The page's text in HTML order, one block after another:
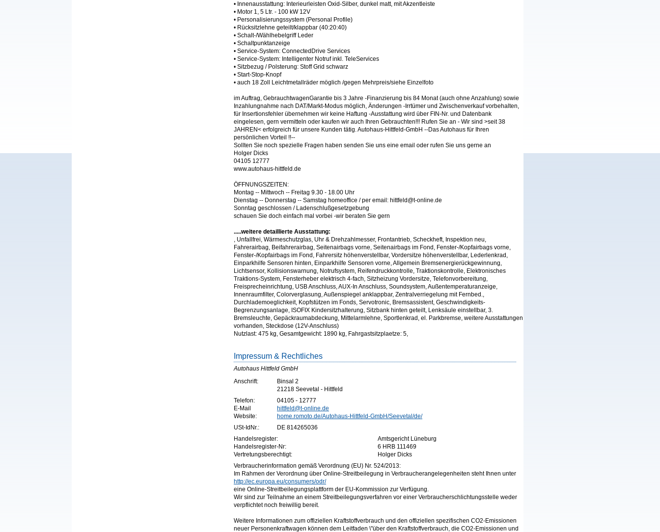
• Innenausstattung: Interieurleisten Oxid-Silber, dunkel matt, mit Akzentleiste
• Motor 1, 5 Ltr. - 100 kW 12V
• Personalisierungssystem (Personal Profile)
• Rücksitzlehne geteilt/klappbar (40:20:40)
• Schalt-/Wählhebelgriff Leder
• Schaltpunktanzeige
• Service-System: ConnectedDrive Services
• Service-System: Intelligenter Notruf inkl. TeleServices
• Sitzbezug / Polsterung: Stoff Grid schwarz
• Start-Stop-Knopf
• auch 18 Zoll Leichtmetallräder möglich /gegen Mehrpreis/siehe Einzelfoto
im Auftrag, GebrauchtwagenGarantie bis 3 Jahre -Finanzierung bis 84 Monat (auch ohne Anzahlung) sowie
Inzahlungnahme nach DAT/Markt-Modus möglich, Änderungen -Irrtümer und Zwischenverkauf vorbehalten,
für Insertionsfehler übernehmen wir keine Haftung -Ausstattung wird über FIN-Nr. und Datenbank
eingelesen, gern vermitteln oder kaufen wir auch Ihren Gebrauchten!!! Rufen Sie an - Wir sind >seit 38
JAHREN< erfolgreich für unsere Kunden tätig. Autohaus-Hittfeld-GmbH --Das Autohaus für Ihren
persönlichen Vorteil !!--
Sollten Sie noch spezielle Fragen haben senden Sie uns eine email oder rufen Sie uns gerne an
Holger Dicks
04105 12777
www.autohaus-hittfeld.de
ÖFFNUNGSZEITEN:
Montag -- Mittwoch -- Freitag 9.30 - 18.00 Uhr
Dienstag -- Donnerstag -- Samstag homeoffice / per email: hittfeld@t-online.de
Sonntag geschlossen / Ladenschlußgesetzgebung
schauen Sie doch einfach mal vorbei -wir beraten Sie gern
.....weitere detaillierte Ausstattung:
, Unfallfrei, Wärmeschutzglas, Uhr & Drehzahlmesser, Frontantrieb, Scheckheft, Inspektion neu,
Fahrerairbag, Beifahrerairbag, Seitenairbags vorne, Seitenairbags im Fond, Fenster-/Kopfairbags vorne,
Fenster-/Kopfairbags im Fond, Fahrersitz höhenverstellbar, Vordersitze höhenverstellbar, Lederlenkrad,
Einparkhilfe Sensoren hinten, Einparkhilfe Sensoren vorne, Allgemein Bremsenergierückgewinnung,
Lichtsensor, Kollisionswarnung, Notrufsystem, Reifendruckkontrolle, Traktionskontrolle, Elektronisches
Traktions-System, Fensterheber elektrisch 4-fach, Sitzheizung Vordersitze, Telefonvorbereitung,
Freisprecheinrichtung, USB Anschluss, AUX-In Anschluss, Soundsystem, Außentemperaturanzeige,
Innenraumfilter, Colorverglasung, Außenspiegel anklappbar, Zentralverriegelung mit Fernbed.,
Durchlademoeglichkeit, Kopfstützen im Fonds, Servotronic, Bremsassistent, Geschwindigkeits-
Begrenzungsanlage, ISOFIX Kindersitzhalterung, Sitzbank hinten geteilt, Lenksäule einstellbar, 3.
Bremsleuchte, Gepäckraumabdeckung, Mittelarmlehne, Sportlenkrad, el. Parkbremse, weitere Ausstattungen
vorhanden, Steckdose (12V-Anschluss)
Nutzlast: 475 kg, Gesamtgewicht: 1890 kg, Fahrgastsitzplaetze: 5,
Impressum & Rechtliches
Autohaus Hittfeld GmbH
Anschrift:
Binsal 2
21218 Seevetal - Hittfeld
Telefon:
04105 - 12777
E-Mail
hittfeld@t-online.de
Website:
home.romoto.de/Autohaus-Hittfeld-GmbH/Seevetal/de/
USt-IdNr.:
DE 814265036
Handelsregister:
Amtsgericht Lüneburg
Handelsregister-Nr:
6 HRB 111469
Vertretungsberechtigt:
Holger Dicks
Verbraucherinformation gemäß Verordnung (EU) Nr. 524/2013:
Im Rahmen der Verordnung über Online-Streitbeilegung in Verbraucherangelegenheiten steht Ihnen unter
http://ec.europa.eu/consumers/odr/
eine Online-Streitbeilegungsplattform der EU-Kommission zur Verfügung.
Wir sind zur Teilnahme an einem Streitbeilegungsverfahren vor einer Verbraucherschlichtungsstelle weder
verpflichtet noch freiwillig bereit.
Weitere Informationen zum offiziellen Kraftstoffverbrauch und den offiziellen spezifischen CO2-Emissionen
neuer Personenkraftwagen können dem Leitfaden \"über den Kraftstoffverbrauch, die CO2-Emissionen und